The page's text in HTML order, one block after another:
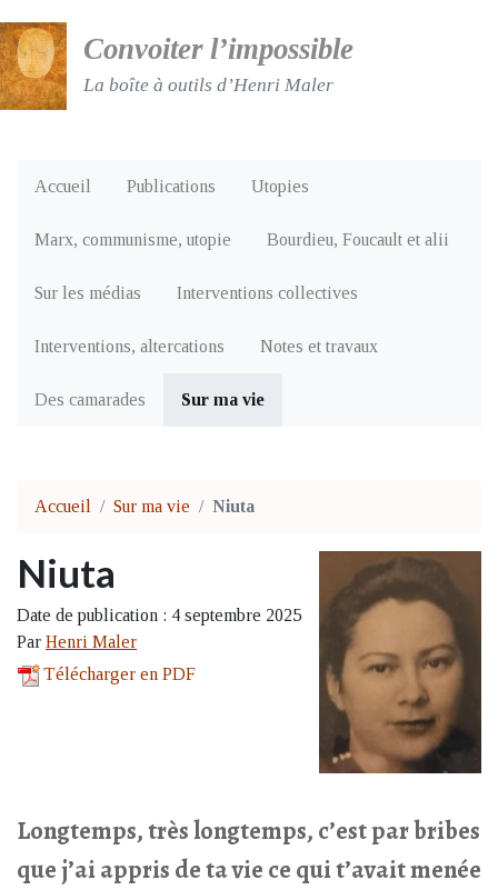
Convoiter l’impossible
La boîte à outils d’Henri Maler
Accueil Publications Utopies
Marx, communisme, utopie Bourdieu, Foucault et alii
Sur les médias Interventions collectives
Interventions, altercations Notes et travaux
Des camarades Sur ma vie
Accueil Sur ma vie Niuta
Niuta
Date de publication : 4 septembre 2025
Par Henri Maler
Télécharger en PDF
Longtemps, très longtemps, c’est par bribes
que j’ai appris de ta vie ce qui t’avait menée